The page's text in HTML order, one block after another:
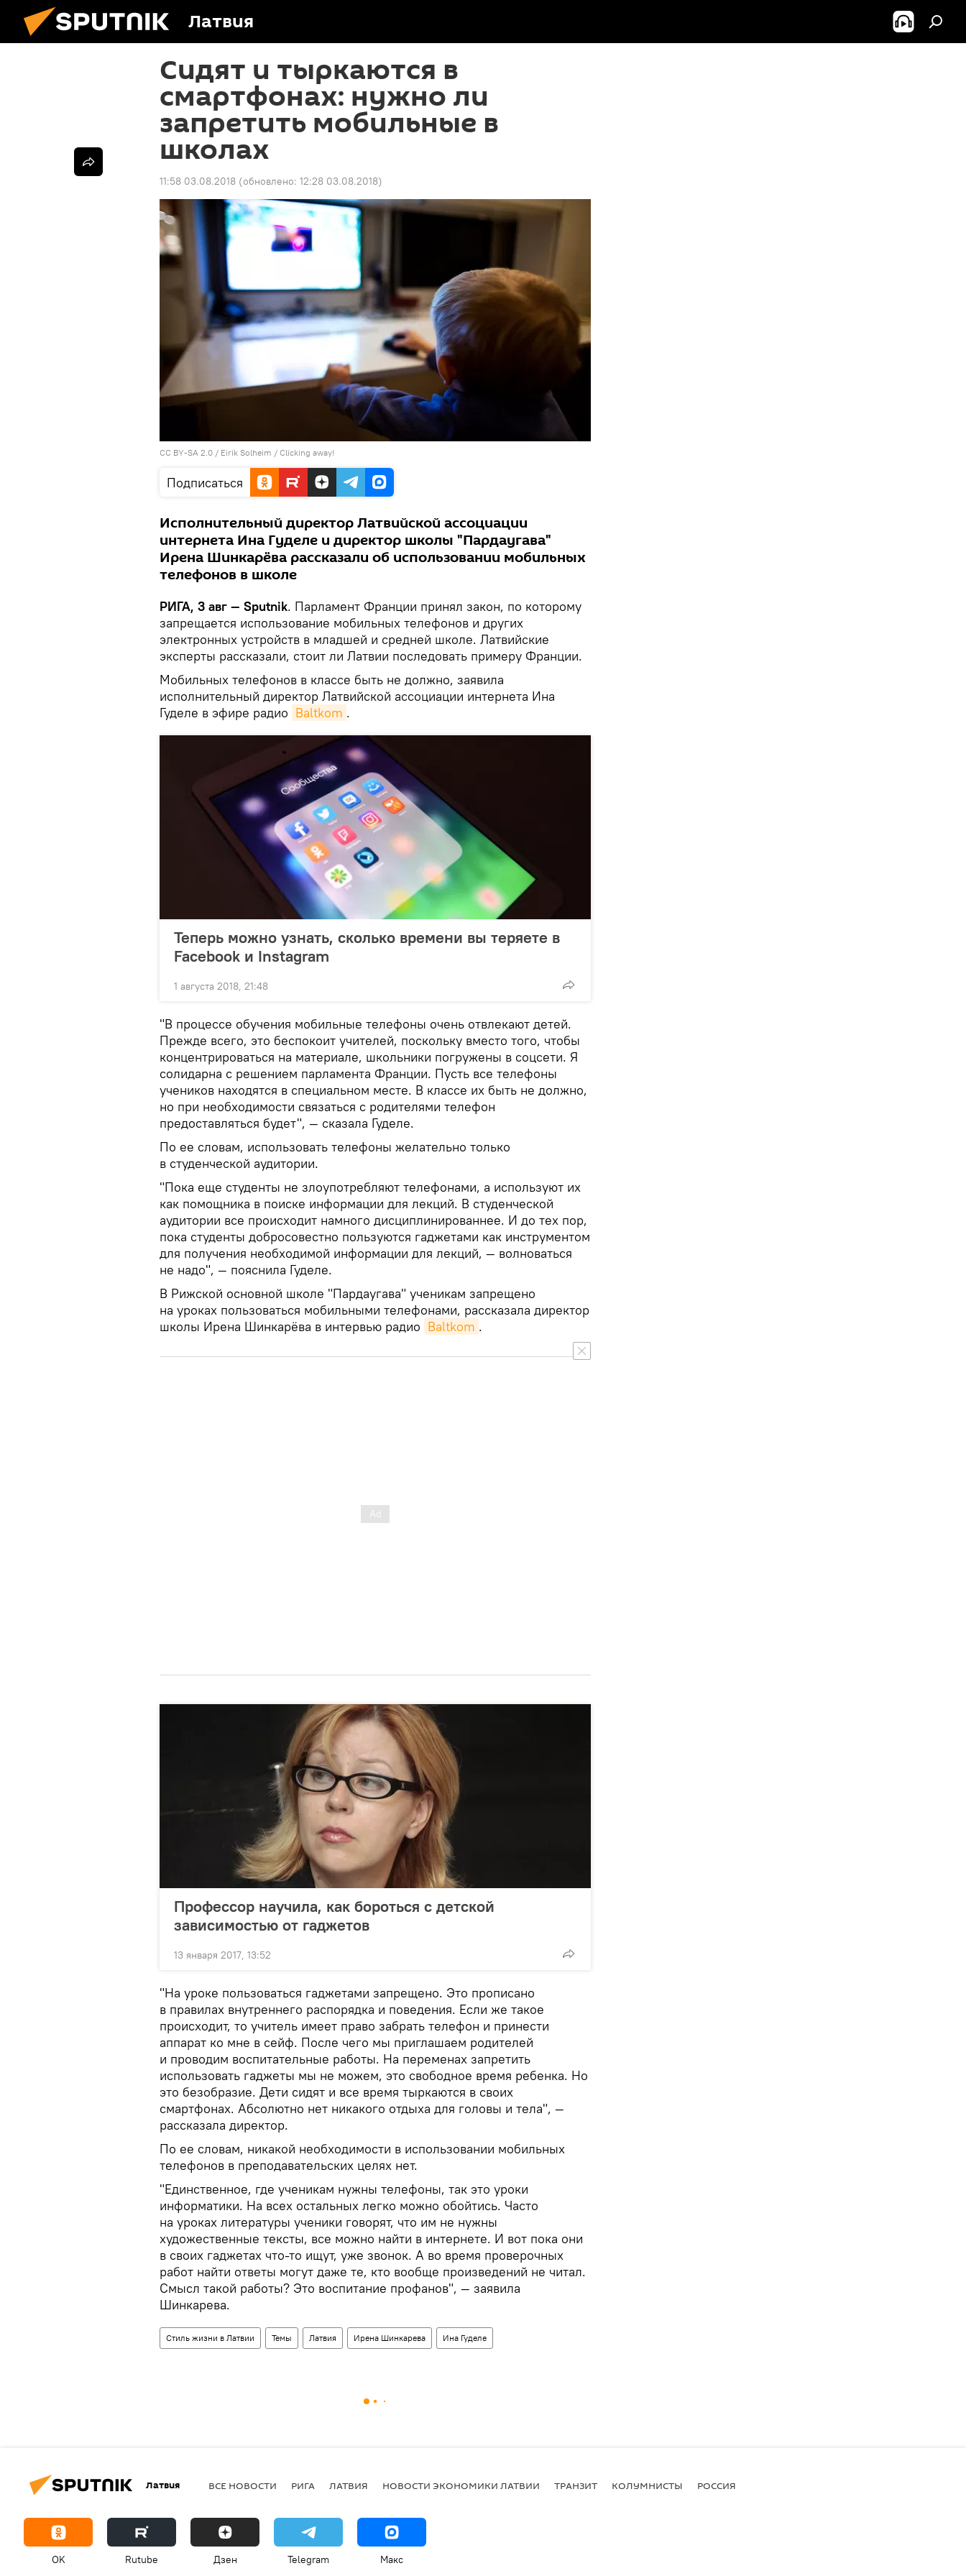
Латвия
Сидят и тыркаются в
смартфонах: нужно ли
запретить мобильные в
школах
11:58 03.08.2018 (обновлено: 12:28 03.08.2018)
CC BY-SA 2.0 / Eirik Solheim / Clicking away!
Подписаться
Исполнительный директор Латвийской ассоциации
интернета Ина Гуделе и директор школы "Пардаугава"
Ирена Шинкарёва рассказали об использовании мобильных
телефонов в школе
РИГА, 3 авг — Sputnik. Парламент Франции принял закон, по которому
запрещается использование мобильных телефонов и других
электронных устройств в младшей и средней школе. Латвийские
эксперты рассказали, стоит ли Латвии последовать примеру Франции.
Мобильных телефонов в классе быть не должно, заявила
исполнительный директор Латвийской ассоциации интернета Ина
Гуделе в эфире радио Baltkom .
Теперь можно узнать, сколько времени вы теряете в
Facebook и Instagram
1 августа 2018, 21:48
"В процессе обучения мобильные телефоны очень отвлекают детей.
Прежде всего, это беспокоит учителей, поскольку вместо того, чтобы
концентрироваться на материале, школьники погружены в соцсети. Я
солидарна с решением парламента Франции. Пусть все телефоны
учеников находятся в специальном месте. В классе их быть не должно,
но при необходимости связаться с родителями телефон
предоставляться будет", — сказала Гуделе.
По ее словам, использовать телефоны желательно только
в студенческой аудитории.
"Пока еще студенты не злоупотребляют телефонами, а используют их
как помощника в поиске информации для лекций. В студенческой
аудитории все происходит намного дисциплинированнее. И до тех пор,
пока студенты добросовестно пользуются гаджетами как инструментом
для получения необходимой информации для лекций, — волноваться
не надо", — пояснила Гуделе.
В Рижской основной школе "Пардаугава" ученикам запрещено
на уроках пользоваться мобильными телефонами, рассказала директор
школы Ирена Шинкарёва в интервью радио Baltkom .
Профессор научила, как бороться с детской
зависимостью от гаджетов
13 января 2017, 13:52
"На уроке пользоваться гаджетами запрещено. Это прописано
в правилах внутреннего распорядка и поведения. Если же такое
происходит, то учитель имеет право забрать телефон и принести
аппарат ко мне в сейф. После чего мы приглашаем родителей
и проводим воспитательные работы. На переменах запретить
использовать гаджеты мы не можем, это свободное время ребенка. Но
это безобразие. Дети сидят и все время тыркаются в своих
смартфонах. Абсолютно нет никакого отдыха для головы и тела", —
рассказала директор.
По ее словам, никакой необходимости в использовании мобильных
телефонов в преподавательских целях нет.
"Единственное, где ученикам нужны телефоны, так это уроки
информатики. На всех остальных легко можно обойтись. Часто
на уроках литературы ученики говорят, что им не нужны
художественные тексты, все можно найти в интернете. И вот пока они
в своих гаджетах что-то ищут, уже звонок. А во время проверочных
работ найти ответы могут даже те, кто вообще произведений не читал.
Смысл такой работы? Это воспитание профанов", — заявила
Шинкарева.
Стиль жизни в Латвии Темы Латвия Ирена Шинкарева Ина Гуделе
Латвия ВСЕ НОВОСТИ РИГА ЛАТВИЯ НОВОСТИ ЭКОНОМИКИ ЛАТВИИ ТРАНЗИТ КОЛУМНИСТЫ РОССИЯ
OK Rutube Дзен Telegram Макс